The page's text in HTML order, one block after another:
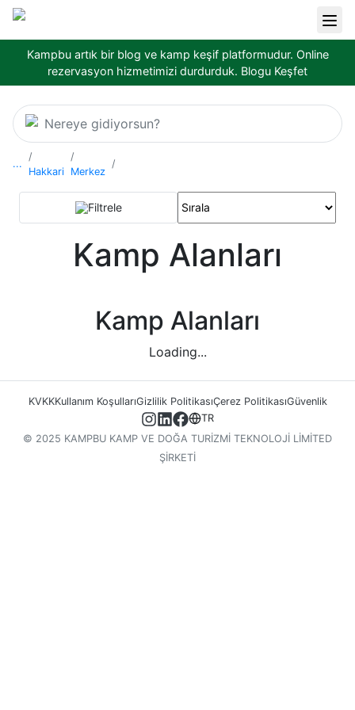
Kampbu artık bir blog ve kamp keşif platformudur. Online
rezervasyon hizmetimizi durdurduk. Blogu Keşfet
Nereye gidiyorsun?
...
Hakkari Merkez
Filtrele
Kamp Alanları
Kamp Alanları
Loading...
KVKKKullanım KoşullarıGizlilik PolitikasıÇerez PolitikasıGüvenlik
TR
© 2025 KAMPBU KAMP VE DOĞA TURİZMİ TEKNOLOJİ LİMİTED
ŞİRKETİ